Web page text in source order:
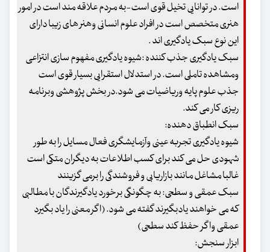
است. در توانایی تخیل قوی است-به مردم علاقه مند است در امور
هنری متخصص است در افراد علوم انسانی وهنر های زیبا دارای
این نوع سبک یادگیری اند .
سبک یادگیری جذب کننده :شیوه یادگیری مفهوم سازی انتزاعی
ومشاهده تاملی است. در استدلال استقرایی بسیار قوی است
جذب علوم پایه وریاضیات می شود.در بخش پژوهشی وبرنامه
ریزی کار می کند.
سبک انطباق دهنده:
شیوه یادگیری تجربه عینی وآزمایشگری فعال مسایل را به طور
شهودی حل می کند برای کسب اطلاعات به دیگران متکی است
غالبا مشاغل مانند بازاریابی و فروشندگی را برمی گزینند
سبک عمقی و سطحی: به چگونگی برخورد یادگیرندگان با مطالبی
که می خواهند یادبگیرند گفته می شود. (اگر معنی را یاد بگیرد
عمقی واگر حفظ کند سطحی)
ابزار سنجش: